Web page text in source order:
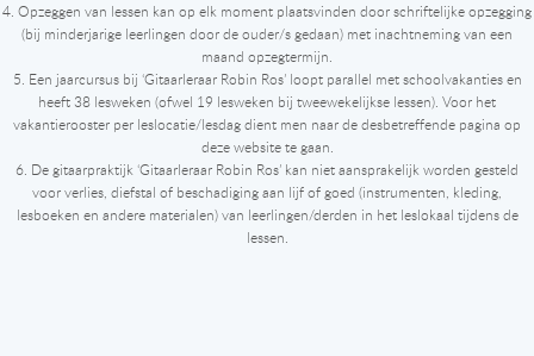
4. Opzeggen van lessen kan op elk moment plaatsvinden door schriftelijke opzegging
(bij minderjarige leerlingen door de ouder/s gedaan) met inachtneming van een
maand opzegtermijn.
5. Een jaarcursus bij ‘Gitaarleraar Robin Ros’ loopt parallel met schoolvakanties en
heeft 38 lesweken (ofwel 19 lesweken bij tweewekelijkse lessen). Voor het
vakantierooster per leslocatie/lesdag dient men naar de desbetreffende pagina op
deze website te gaan.
6. De gitaarpraktijk ‘Gitaarleraar Robin Ros’ kan niet aansprakelijk worden gesteld
voor verlies, diefstal of beschadiging aan lijf of goed (instrumenten, kleding,
lesboeken en andere materialen) van leerlingen/derden in het leslokaal tijdens de
lessen.